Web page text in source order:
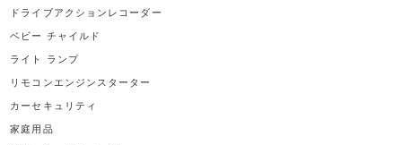
ドライブアクションレコーダー
ベビー チャイルド
ライト ランプ
リモコンエンジンスターター
カーセキュリティ
家庭用品